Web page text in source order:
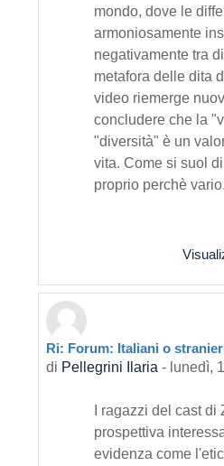
mondo, dove le
armoniosamente
negativamente tra
metafora delle dita
video riemerge
concludere che la
"diversità" è un
vita. Come si suol
proprio perchè vario.
In riposta a Primo intervento
Ri: Forum: Italiani o
di Pellegrini Ilaria - lunedì,
I ragazzi del cast
prospettiva
evidenza come